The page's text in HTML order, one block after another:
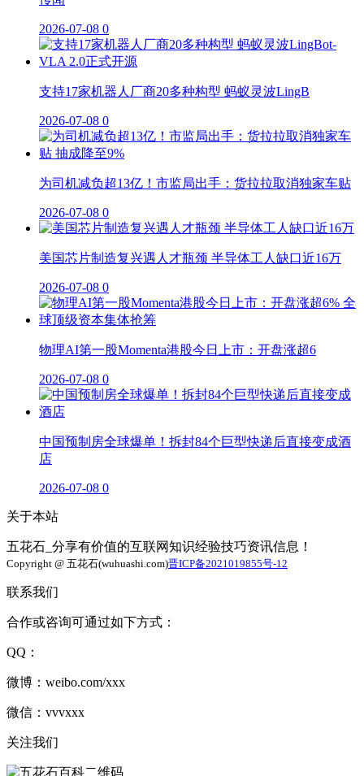
2026-07-08 0
支持17家机器人厂商20多种构型 蚂蚁灵波LingB
2026-07-08 0
为司机减负超13亿！市监局出手：货拉拉取消独家车贴
2026-07-08 0
美国芯片制造复兴遇人才瓶颈 半导体工人缺口近16万
2026-07-08 0
物理AI第一股Momenta港股今日上市：开盘涨超6
2026-07-08 0
中国预制房全球爆单！拆封84个巨型快递后直接变成酒
店
2026-07-08 0
关于本站
五花石_分享有价值的互联网知识经验技巧资讯信息！
Copyright @ 五花石(wuhuashi.com)晋ICP备2021019855号-12
联系我们
合作或咨询可通过如下方式：
QQ：
微博：weibo.com/xxx
微信：vvvxxx
关注我们